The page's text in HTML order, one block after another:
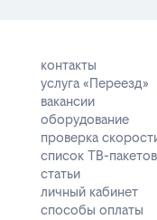
контакты
услуга «Переезд»
вакансии
оборудование
проверка
список ТВ-пакетов
статьи
личный кабинет
способы оплаты